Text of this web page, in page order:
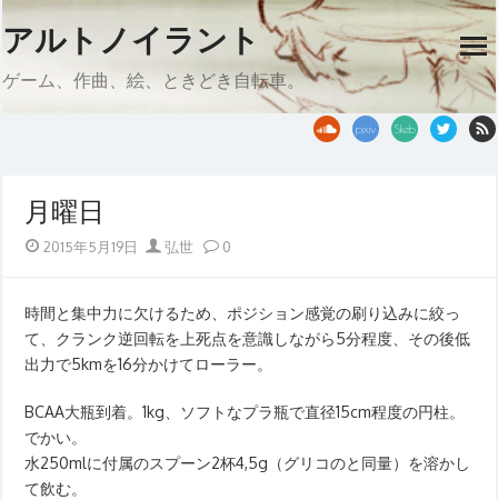
Skip
to
アルトノイラント
ゲーム、作曲、絵、ときどき自転車。
月曜日
Posted
2015年5月19日 Author
弘世 0
時間と集中力に欠けるため、ポジション感覚の刷り込みに絞っ
て、クランク逆回転を上死点を意識しながら5分程度、その後低
出力で5kmを16分かけてローラー。
BCAA大瓶到着。1kg、ソフトなプラ瓶で直径15cm程度の円柱。
でかい。
水250mlに付属のスプーン2杯4,5g（グリコのと同量）を溶かし
て飲む。